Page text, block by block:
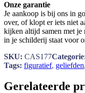
Onze garantie
Je aankoop is bij ons in
over, of klopt er iets niet
kijken altijd samen met je
in je schilderij staat voor
SKU: CAS177
Tags: figuratief, geliefden,
Gerelateerde